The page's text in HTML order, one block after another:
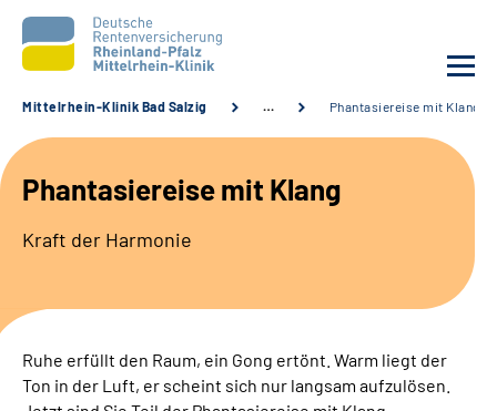
Unsere Klinik
Unsere Angebote
Zuweisende &
Mittelrhein-Klinik Bad Salzig … Phantasiereise mit Klang
Phantasiereise mit Klang
Kraft der Harmonie
Ruhe erfüllt den Raum, ein Gong ertönt. Warm liegt der
Ton in der Luft, er scheint sich nur langsam aufzulösen.